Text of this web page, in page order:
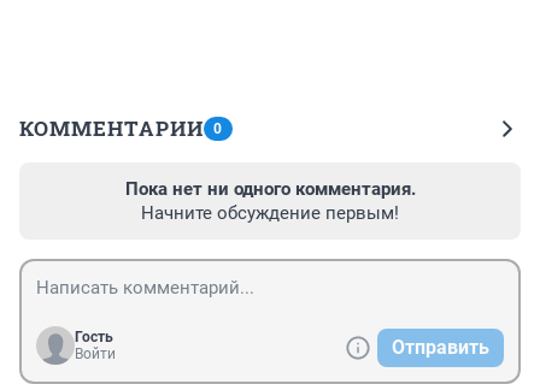
КОММЕНТАРИИ 0
Пока нет ни одного комментария.
Начните обсуждение первым!
Гость
Войти
Отправить